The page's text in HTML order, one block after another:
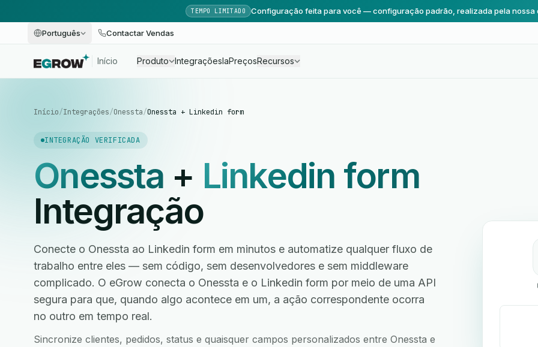
TEMPO LIMITADO Configuração feita para você — configuração padrão, realizada pela nossa
Português Contactar Vendas
Início Produto IntegraçõesIaPreçosRecursos
Início/Integrações/Onessta/Onessta + Linkedin form
INTEGRAÇÃO VERIFICADA
Onessta + Linkedin form
Integração
Conecte o Onessta ao Linkedin form em minutos e automatize qualquer fluxo de
trabalho entre eles — sem código, sem desenvolvedores e sem middleware
complicado. O eGrow conecta o Onessta e o Linkedin form por meio de uma API
segura para que, quando algo acontece em um, a ação correspondente ocorra
no outro em tempo real.
Sincronize clientes, pedidos, status e quaisquer campos personalizados entre Onessta e